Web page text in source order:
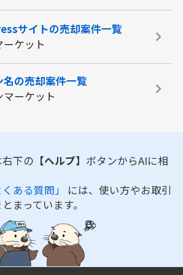
サイトの売却案件一覧
ケット
名の売却案件一覧
マーケット
下の 【ヘルプ】 ボタンからAIに相
ある質問」 には、使い方やお取引
まっています。